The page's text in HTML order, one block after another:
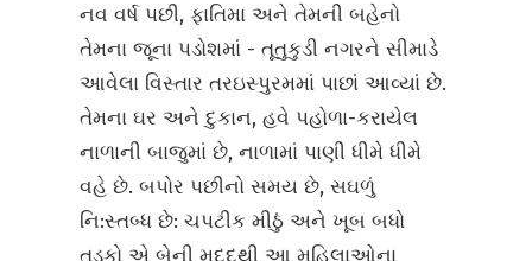
નવ વર્ષ પછી, ફાતિમા અને તેમની બહેનો
તેમના જૂના પડોશમાં - તૂતુકુડી નગરને સીમાડે
આવેલા વિસ્તાર તરઇસ્પુરમમાં પાછાં આવ્યાં છે.
તેમના ઘર અને દુકાન, હવે પહોળા-કરાયેલ
નાળાની બાજુમાં છે, નાળામાં પાણી ધીમે ધીમે
વહે છે. બપોર પછીનો સમય છે, સઘળું
નિ:સ્તબ્ધ છે: ચપટીક મીઠું અને ખૂબ બધો
તડકો એ બેની મદદથી આ મહિલાઓના